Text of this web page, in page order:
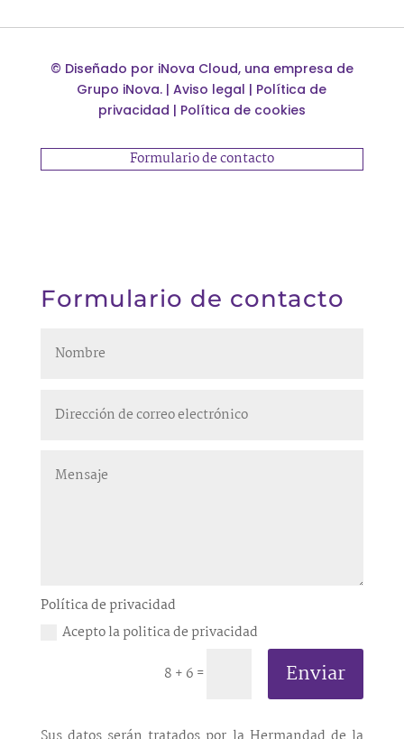
© Diseñado por iNova Cloud, una empresa de
Grupo iNova. |Aviso legal | Política de
privacidad | Política de cookies
Formulario de contacto
Formulario de contacto
Política de privacidad
Acepto la politica de privacidad
8 + 6 = Enviar